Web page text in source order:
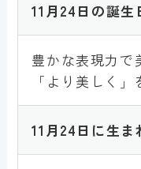
11月24日 の誕生
豊かな表現力
「より美しく
11月24日 に生ま